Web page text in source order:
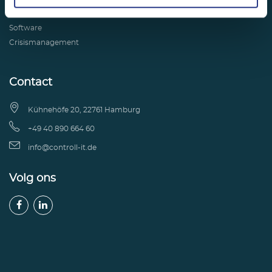
Software
Crisismanagement
Contact
 Kühnehöfe 20, 22761 Hamburg
 +49 40 890 664 60
 info@controll-it.de
Volg ons